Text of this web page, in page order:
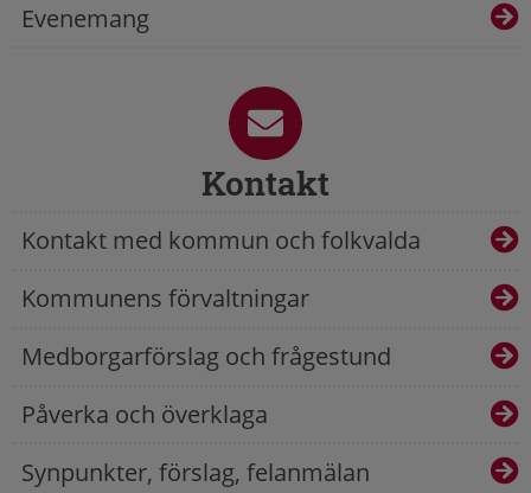
Evenemang
Kontakt
Kontakt med kommun och folkvalda
Kommunens förvaltningar
Medborgarförslag och frågestund
Påverka och överklaga
Synpunkter, förslag, felanmälan